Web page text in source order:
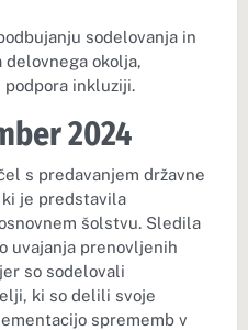
sodelovanja in
delovnega okolja,
podpora inkluziji.
2024
s predavanjem državne
je predstavila
šolstvu. Sledila
uvajanja prenovljenih
so sodelovali
ki so delili svoje
sprememb v